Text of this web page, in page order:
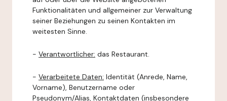
Funktionalitäten und allgemeiner zur Verwaltung
seiner Beziehungen zu seinen Kontakten im
weitesten Sinne.
- Verantwortlicher: das Restaurant.
- Verarbeitete Daten: Identität (Anrede, Name,
Vorname), Benutzername oder
Pseudonym/Alias, Kontaktdaten (insbesondere